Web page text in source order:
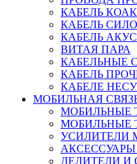
КАБЕЛЬ
КАБЕЛЬ
КАБЕЛЬ
ВИТАЯ ПАРА
КАБЕЛЬНЫЕ
КАБЕЛЬ
КАБЕЛЕ
МОБИЛЬНАЯ
МОБИЛЬНЫЕ
МОБИЛЬНЫЕ
УСИЛИТЕЛИ
ДЕЛИТЕЛИ И